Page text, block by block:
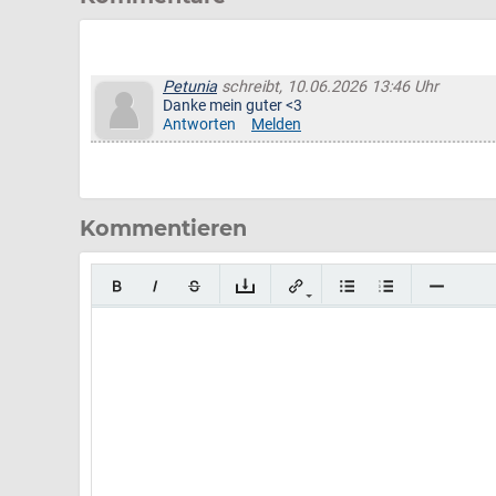
Petunia schreibt, 10.06.2026 13:46 Uhr
Danke mein guter <3
Antworten
Melden
Kommentieren